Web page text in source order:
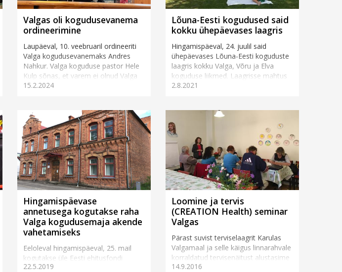
Valgas oli kogudusevanema
ordineerimine
Laupäeval, 10. veebruaril ordineeriti
Valga kogudusevanemaks Andres
Nahkur. Valga koguduse pastor Hele
Kulp sõnas, et varem ei olnud Valga
kogudusel kogudusevanemat, küll
15.2.2024
Lõuna-Eesti kogudused said
kokku ühepäevases laagris
Hingamispäeval, 24. juulil said
ühepäevases Lõuna-Eesti koguduste
laagris kokku Valga, Võru ja Elva
koguduse liikmed. Laagrisse mahtus
ühiseid jutuajamisi ja sö&...
2.8.2021
Hingamispäevase
annetusega kogutakse raha
Valga kogudusemaja akende
vahetamiseks
Eeloleval hingamispäeval, 25. mail
kogutakse üle Eesti ehitusfondi
annetust, mis seekord suunatakse
22.5.2019
Loomine ja tervis
(CREATION Health) seminar
Valgas
Pärast suvist terviselaagrit Karulas
Valgamaal ja selle käigus linnarahvale
korraldatud tervisenäitust alustasime
Valga koguduse majas
14.9.2016